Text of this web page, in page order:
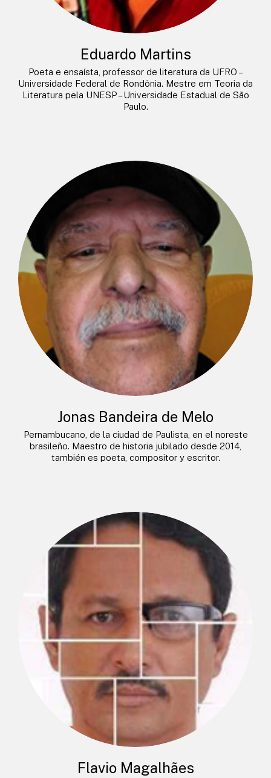
Eduardo Martins
Poeta e ensaísta, professor de literatura da UFRO –
Universidade Federal de Rondônia. Mestre em Teoria da
Literatura pela UNESP – Universidade Estadual de São
Paulo.
Jonas Bandeira de Melo
Pernambucano, de la ciudad de Paulista, en el noreste
brasileño. Maestro de historia jubilado desde 2014,
también es poeta, compositor y escritor.
Flavio Magalhães